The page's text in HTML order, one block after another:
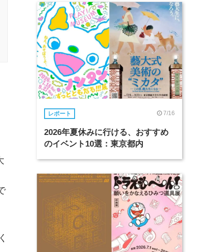
レポート 7/16
2026年夏休みに行ける、おすすめ
のイベント10選：東京都内